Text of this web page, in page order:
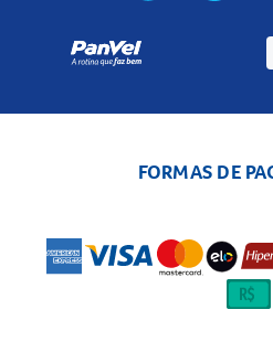
FORMAS DE